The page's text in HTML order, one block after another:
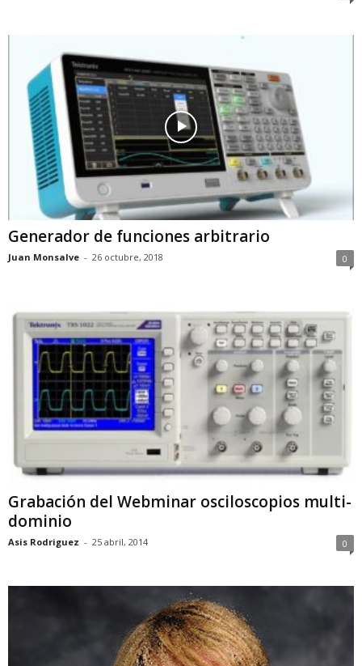
Generador de funciones arbitrario
Juan Monsalve - 26 octubre, 2018 0
Grabación del Webminar osciloscopios multi-
dominio
Asis Rodriguez - 25 abril, 2014 0